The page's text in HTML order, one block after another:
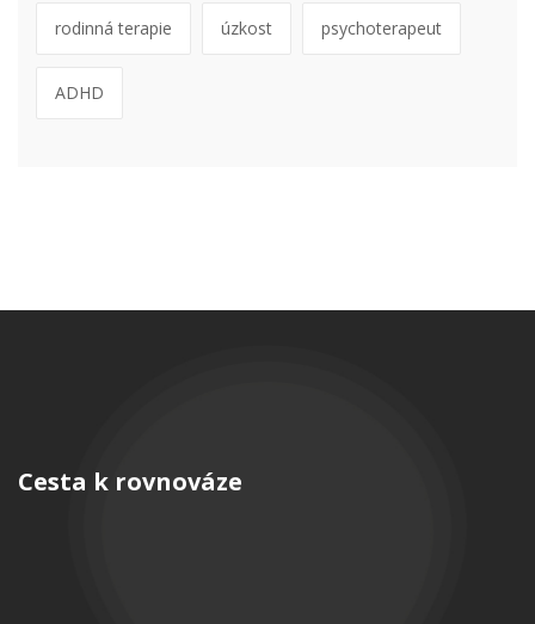
rodinná terapie úzkost psychoterapeut
ADHD
Cesta k rovnováze